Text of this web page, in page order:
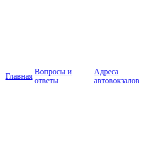
Главная
Вопросы и
ответы
Адреса
автовокзалов